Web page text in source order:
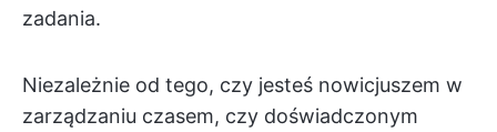
zadania.
Niezależnie od tego, czy jesteś nowicjuszem w
zarządzaniu czasem, czy doświadczonym